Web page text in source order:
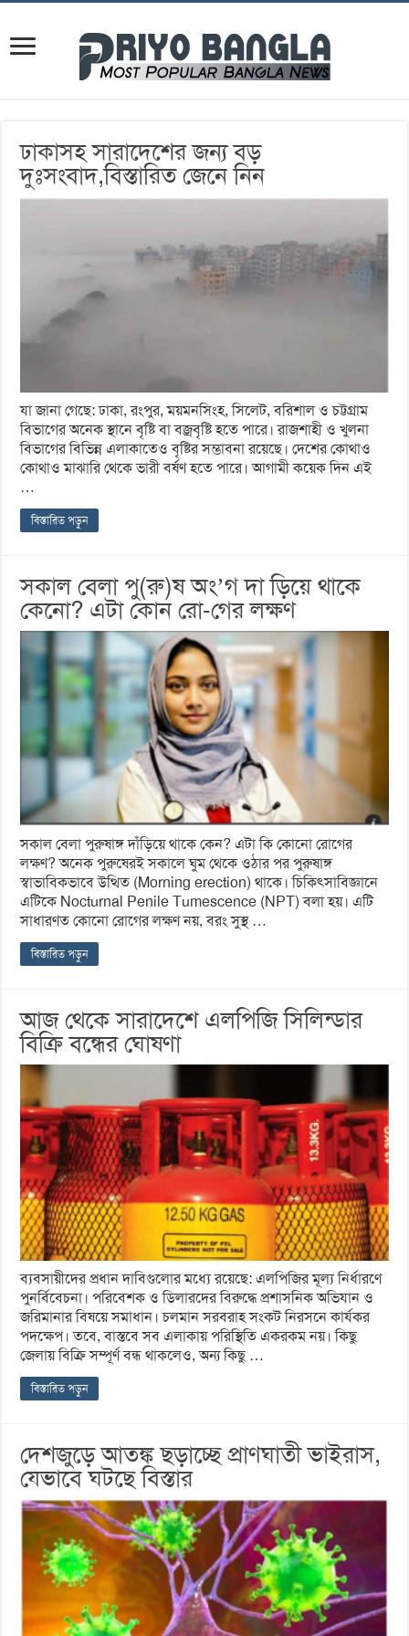
ঢাকাসহ সারাদেশের জন্য বড়
দুঃসংবাদ,বিস্তারিত জেনে নিন
যা জানা গেছে: ঢাকা, রংপুর, ময়মনসিংহ, সিলেট, বরিশাল ও চট্টগ্রাম
বিভাগের অনেক স্থানে বৃষ্টি বা বজ্রবৃষ্টি হতে পারে। রাজশাহী ও খুলনা
বিভাগের বিভিন্ন এলাকাতেও বৃষ্টির সম্ভাবনা রয়েছে। দেশের কোথাও
কোথাও মাঝারি থেকে ভারী বর্ষণ হতে পারে। আগামী কয়েক দিন এই
…
বিস্তারিত পড়ুন
সকাল বেলা পু(রু)ষ অং’গ দা ড়িয়ে থাকে
কেনো? এটা কোন রো-গের লক্ষণ
সকাল বেলা পুরুষাঙ্গ দাঁড়িয়ে থাকে কেন? এটা কি কোনো রোগের
লক্ষণ? অনেক পুরুষেরই সকালে ঘুম থেকে ওঠার পর পুরুষাঙ্গ
স্বাভাবিকভাবে উত্থিত (Morning erection) থাকে। চিকিৎসাবিজ্ঞানে
এটিকে Nocturnal Penile Tumescence (NPT) বলা হয়। এটি
সাধারণত কোনো রোগের লক্ষণ নয়, বরং সুস্থ …
বিস্তারিত পড়ুন
আজ থেকে সারাদেশে এলপিজি সিলিন্ডার
বিক্রি বন্ধের ঘোষণা
ব্যবসায়ীদের প্রধান দাবিগুলোর মধ্যে রয়েছে: এলপিজির মূল্য নির্ধারণে
পুনর্বিবেচনা। পরিবেশক ও ডিলারদের বিরুদ্ধে প্রশাসনিক অভিযান ও
জরিমানার বিষয়ে সমাধান। চলমান সরবরাহ সংকট নিরসনে কার্যকর
পদক্ষেপ। তবে, বাস্তবে সব এলাকায় পরিস্থিতি একরকম নয়। কিছু
জেলায় বিক্রি সম্পূর্ণ বন্ধ থাকলেও, অন্য কিছু …
বিস্তারিত পড়ুন
দেশজুড়ে আতঙ্ক ছড়াচ্ছে প্রাণঘাতী ভাইরাস,
যেভাবে ঘটছে বিস্তার